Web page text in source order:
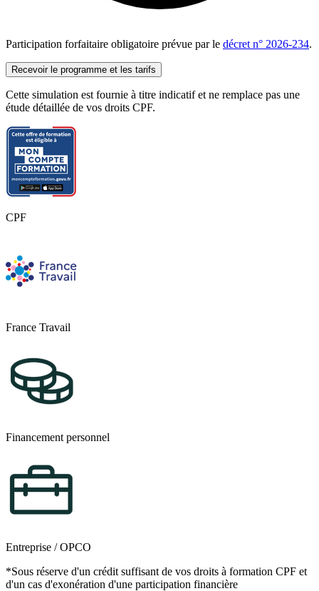
Participation forfaitaire obligatoire prévue par le décret n° 2026-234.
Recevoir le programme et les tarifs
Cette simulation est fournie à titre indicatif et ne remplace pas une
étude détaillée de vos droits CPF.
CPF
France Travail
Financement personnel
Entreprise / OPCO
*Sous réserve d'un crédit suffisant de vos droits à formation CPF et
d'un cas d'exonération d'une participation financière